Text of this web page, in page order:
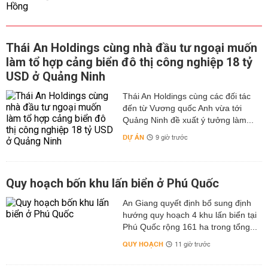
Thái An Holdings cùng nhà đầu tư ngoại muốn
làm tổ hợp cảng biển đô thị công nghiệp 18 tỷ
USD ở Quảng Ninh
Thái An Holdings cùng các đối tác
đến từ Vương quốc Anh vừa tới
Quảng Ninh đề xuất ý tưởng làm...
DỰ ÁN 9 giờ trước
Quy hoạch bốn khu lấn biển ở Phú Quốc
An Giang quyết định bổ sung định
hướng quy hoạch 4 khu lấn biển tại
Phú Quốc rộng 161 ha trong tổng...
QUY HOẠCH 11 giờ trước